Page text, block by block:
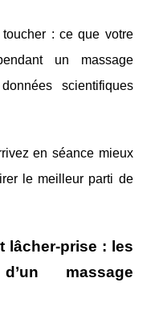
: ce que votre
un massage
scientifiques
en séance mieux
le meilleur parti de
lâcher-prise : les
massage